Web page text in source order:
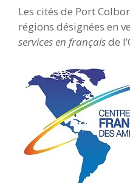
Les cités de Port
régions désignées en
services en françaisde